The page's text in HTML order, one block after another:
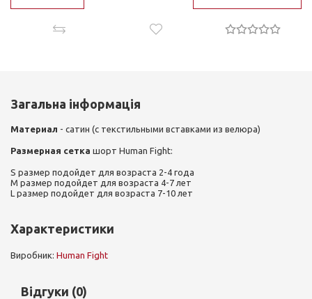
Загальна інформація
Материал - сатин (с текстильными вставками из велюра)
Размерная сетка шорт Human Fight:
S размер подойдет для возраста 2-4 года
M размер подойдет для возраста 4-7 лет
L размер подойдет для возраста 7-10 лет
Характеристики
Виробник: Human Fight
Відгуки (0)